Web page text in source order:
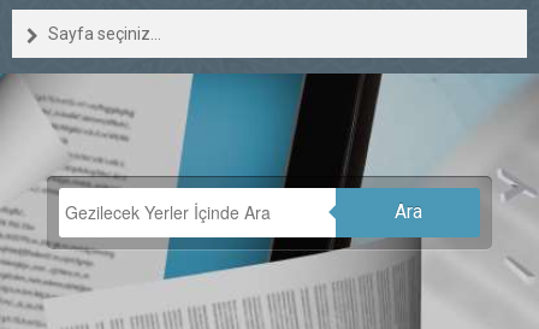
Sayfa seçiniz...
Ara